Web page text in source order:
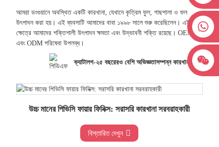
+৮৬১৮০৩৮৩৮১৬২৭
আমরা ডংগুয়ানে অবস্থিত একটি কারখানা, যেখানে কৃত্রিম ফুল, গাছপালা ও ফল
উৎপাদন করা হয়। এই ব্যবসাটি আমাদের বাবা ১৯৯৮ সালে শুরু করেছিলেন। এই
ক্ষেত্রে আমাদের শক্তিশালী উৎপাদন ক্ষমতা এবং উদ্ভাবনী শক্তি রয়েছে। OEM
এবং ODM পরিষেবা উপলব্ধ।
ক্যাটালগ-২৫ বছরেরও বেশি অভিজ্ঞতাসম্পন্ন কারখানা
উচ্চ মানের পিভিসি ফায়ার ফিনিক্স: সরাসরি কারখানা সরবরাহকারী
বিস্তারিত দেখুন